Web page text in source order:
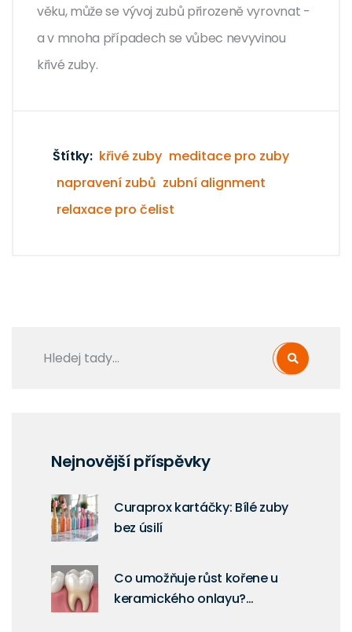
věku, může se vývoj zubů přirozeně vyrovnat -
a v mnoha případech se vůbec nevyvinou
křivé zuby.
Štítky: křivé zuby meditace pro zuby
napravení zubů zubní alignment
relaxace pro čelist
Nejnovější příspěvky
Curaprox kartáčky: Bílé zuby
bez úsilí
Co umožňuje růst kořene u
keramického onlayu?